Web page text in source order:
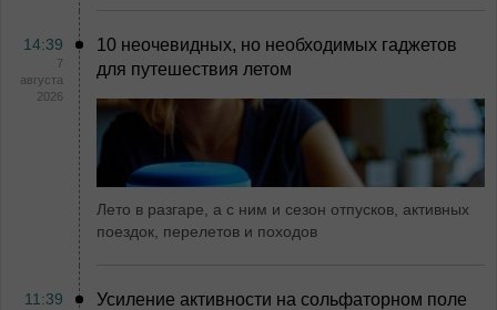
14:39
7
августа
2026
10 неочевидных, но необходимых гаджетов
для путешествия летом
Лето в разгаре, а с ним и сезон отпусков, активных
поездок, перелетов и походов
11:39
Усиление активности на сольфаторном поле